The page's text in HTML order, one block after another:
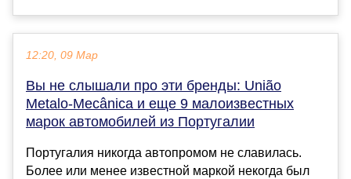
12:20, 09 Мар
Вы не слышали про эти бренды: União
Metalo-Mecânica и еще 9 малоизвестных
марок автомобилей из Португалии
Португалия никогда автопромом не славилась.
Более или менее известной маркой некогда был